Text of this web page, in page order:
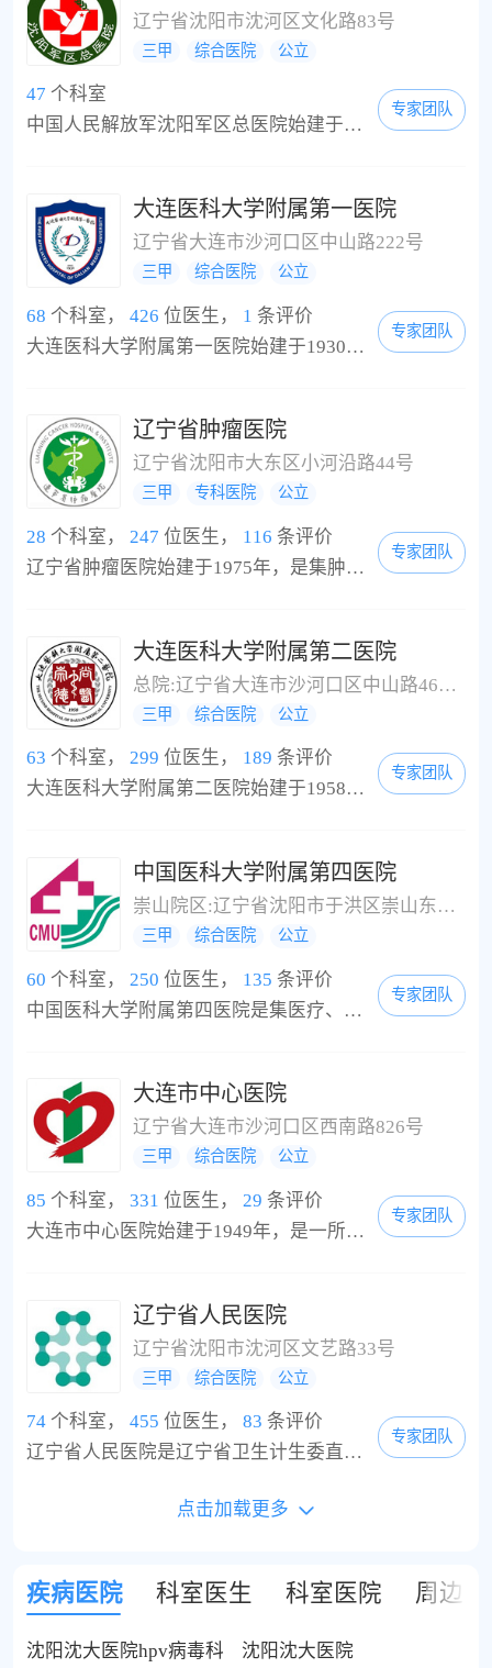
辽宁省沈阳市沈河区文化路83号
三甲 综合医院 公立
47 个科室
中国人民解放军沈阳军区总医院始建于战火纷飞的1948年，现坐落于东北古城沈阳浑河之畔，是一所秉持“面向部队服务官兵、面向社会服务百姓”宗旨，历史积淀悠久深厚，集医疗、教学、科研、保健、急救于一体的大型现代化综合性“三甲”医院。下设一个正团级医院和一个临床部，院本部设有50多个临床医技科室，展开床位1200余张，既能保证战区内三军官兵的就诊治疗，又能满足社会上百姓患者的诊疗收治。专家人才群英荟萃。在医院300多名高...
专家团队
大连医科大学附属第一医院
辽宁省大连市沙河口区中山路222号
三甲 综合医院 公立
68 个科室， 426 位医生， 1 条评价
大连医科大学附属第一医院始建于1930年，经过80余年的发展，现已成为集医疗、教学、科研为一体的综合性现代化三级甲等医院。医院建筑面积385121.12平方米,由长春路院区、联合路院区、金普院区、泉涌院区四个疗区组成。现编制床位3700张，年服务量252余万人次，年收治住院病人近10万人次，是辽宁地区综合实力最强、百姓最信赖的三级甲等医疗研究型大学附属医院之一。医院下设教研室29个，三级学科41个，医疗科室82个，医技科室13个，行...
专家团队
辽宁省肿瘤医院
辽宁省沈阳市大东区小河沿路44号
三甲 专科医院 公立
28 个科室， 247 位医生， 116 条评价
辽宁省肿瘤医院始建于1975年，是集肿瘤防治、科研、教学为一体的省级肿瘤防治中心。为积极打造院校合作平台，向临床研究型医院迈进，医院2012年成为大连医科大学临床肿瘤学院，2015年成为中国医科大学肿瘤医院，是中国医科大学、大连医科大学、辽宁中医药大学、沈阳药科大学和辽宁医学院研究生培养基地。目前，省肿瘤医院拥有全国肿瘤科普教育基地、国家药物临床试验机构2个国家级机构，肿瘤护理1个国家临床重点专科，5个省级重点实...
专家团队
大连医科大学附属第二医院
总院:辽宁省大连市沙河口区中山路467号;北院:辽宁省甘井子区山中街216号
三甲 综合医院 公立
63 个科室， 299 位医生， 189 条评价
大连医科大学附属第二医院始建于1958年，1969年随大连医学院南迁遵义。1987年回迁复建，1991年独立办院。是一所集医疗、教学、科研于一体的大型综合性三级甲等医院。医院由星海院区、钻石湾院区、蓝湾院区、在建旅顺医疗中心组成。年门急诊量190万人次，年出院人数12万余人次，年手术例数8万余例。编制床位3000张，人员定编4514人，为辽南地区最大的医院。2014年、2015在辽宁省公立医院运行与管理排行榜中名列大连市第一。 医院拥有一支高素质...
专家团队
中国医科大学附属第四医院
崇山院区:辽宁省沈阳市于洪区崇山东路4号;和平院区:辽宁省沈阳市和平区南七马路102号;太原院区:辽宁省沈阳市和平区北五马路6号;棋盘山院区:辽宁省沈阳市东陵区双园路30号
三甲 综合医院 公立
60 个科室， 250 位医生， 135 条评价
中国医科大学附属第四医院是集医疗、教学、科研于一体的全国首批大型综合性三级甲等医院。医院由崇山院区(院本部)及下辖的和平、太原、棋盘山四个院区组成，占地面积近12万平方米，编制床位1800张，开放床位1150张(正在建设中的扩建病房楼工程建筑面积64470平方米，编制床位650张，预计2014年10月正式投入使用)。崇山院区(院本部)位于皇姑区崇山东路4号，是一所以泌尿外科微创治疗、肿瘤疾病的综合治疗、心脑血管疾病的诊疗为特色的综合性医...
专家团队
大连市中心医院
辽宁省大连市沙河口区西南路826号
三甲 综合医院 公立
85 个科室， 331 位医生， 29 条评价
大连市中心医院始建于1949年，是一所集医疗、教学、科研、预防、保健、康复于一体的综合性三级甲等医院。1992年首批晋升为三级甲等医院，2002年在全省三级甲等综合性医院中率先通过ISO9001(2000)国际质量管理体系认证，2006年首批通过辽宁省三级甲等综合性医院复核评价。现为卫生部临床路径管理试点医院、电子病历试点医院、临床药师培训基地、内镜专业技术耳鼻咽喉头颈科培训基地、脑卒中筛查与防治基地，中国医师人文医学执业技能培训基地...
专家团队
辽宁省人民医院
辽宁省沈阳市沈河区文艺路33号
三甲 综合医院 公立
74个科室， 455 位医生， 83 条评价
辽宁省人民医院是辽宁省卫生计生委直属的综合性三级甲等医院，为辽宁省中部区域医疗中心。医院占地面积7.2万㎡，总建筑面积16.7万㎡，编制床位1788张，员工2256人。医院内设职能部门26个，临床医技科室47个，心血管内科、神经内科、骨科、消化内镜中心是医院四大优势学科,主办国家核心期刊《中国美容整形外科杂志》。辽宁省人民医院创建于1949年，始称东北工人医院，是全国第一所工人医院。2015年辽宁省人民医院荣获“全国文明单位”。20...
专家团队
点击加载更多
疾病医院 科室医生 科室医院 周边
沈阳沈大医院hpv病毒科
沈阳沈大医院